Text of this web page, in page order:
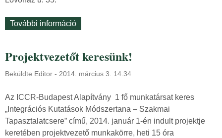
További információ
h
ó
/
I
n
Projektvezetőt keresünk!
Beküldte Editor - 2014. március 3. 14.34
Az ICCR-Budapest Alapítvány 1 fő munkatársat keres
„Integrációs Kutatások Módszertana – Szakmai
Tapasztalatcsere” című, 2014. január 1-én indult projektje
keretében projektvezető munkakörre, heti 15 óra